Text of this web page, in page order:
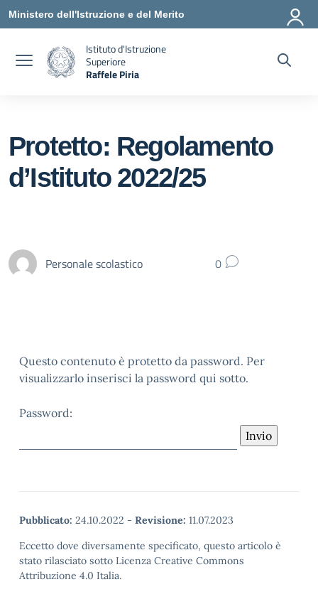
Vai ai contenuti
Vai al menu di navigazione
Vai al footer
Ministero dell'Istruzione e del Merito
Istituto d'Istruzione
Superiore
Raffele Piria
Protetto: Regolamento
d’Istituto 2022/25
Personale scolastico 0
Questo contenuto è protetto da password. Per
visualizzarlo inserisci la password qui sotto.
Password:
Pubblicato: 24.10.2022 - Revisione: 11.07.2023
Eccetto dove diversamente specificato, questo articolo è
stato rilasciato sotto Licenza Creative Commons
Attribuzione 4.0 Italia.